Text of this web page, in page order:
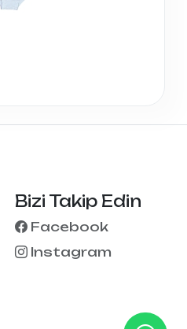
Bizi Takip Edin
Facebook
Instagram